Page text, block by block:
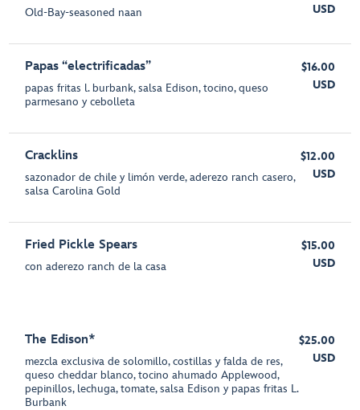
Old-Bay-seasoned naan
USD
Papas “electrificadas”
papas fritas l. burbank, salsa Edison, tocino, queso
parmesano y cebolleta
$16.00
USD
Cracklins
sazonador de chile y limón verde, aderezo ranch casero,
salsa Carolina Gold
$12.00
USD
Fried Pickle Spears
con aderezo ranch de la casa
$15.00
USD
The Edison*
mezcla exclusiva de solomillo, costillas y falda de res,
queso cheddar blanco, tocino ahumado Applewood,
pepinillos, lechuga, tomate, salsa Edison y papas fritas L.
Burbank
$25.00
USD